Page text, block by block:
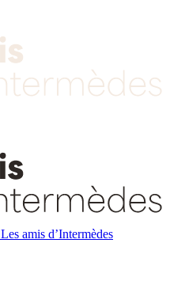
Les amis d’Intermèdes